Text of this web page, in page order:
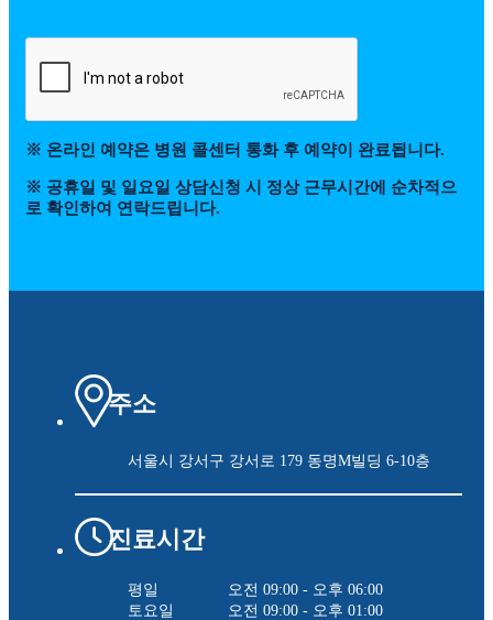
※ 온라인 예약은 병원 콜센터 통화 후 예약이 완료됩니다.
※ 공휴일 및 일요일 상담신청 시 정상 근무시간에 순차적으
로 확인하여 연락드립니다.
주소
서울시 강서구 강서로 179 동명M빌딩 6-10층
진료시간
평일
오전 09:00 - 오후 06:00
토요일
오전 09:00 - 오후 01:00